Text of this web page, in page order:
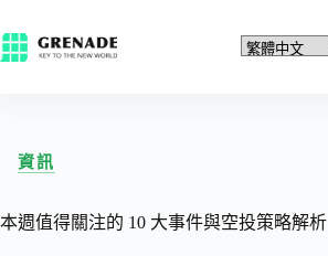
資訊
本週值得關注的 10 大事件與空投策略解析